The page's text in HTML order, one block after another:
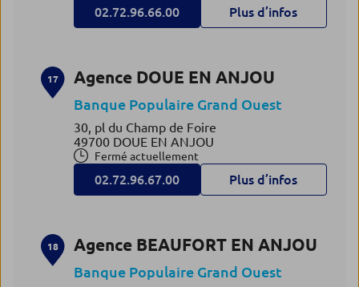
02.72.96.66.00 Plus d’infos
17 Agence DOUE EN ANJOU
Banque Populaire Grand Ouest
30, pl du Champ de Foire
49700 DOUE EN ANJOU
Fermé actuellement
02.72.96.67.00 Plus d’infos
18 Agence BEAUFORT EN ANJOU
Banque Populaire Grand Ouest